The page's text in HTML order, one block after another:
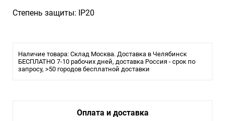
Степень защиты: IP20
Наличие товара: Склад Москва. Доставка в Челябинск
БЕСПЛАТНО 7-10 рабочих дней, доставка Россия - срок по
запросу, >50 городов бесплатной доставки
Оплата и доставка